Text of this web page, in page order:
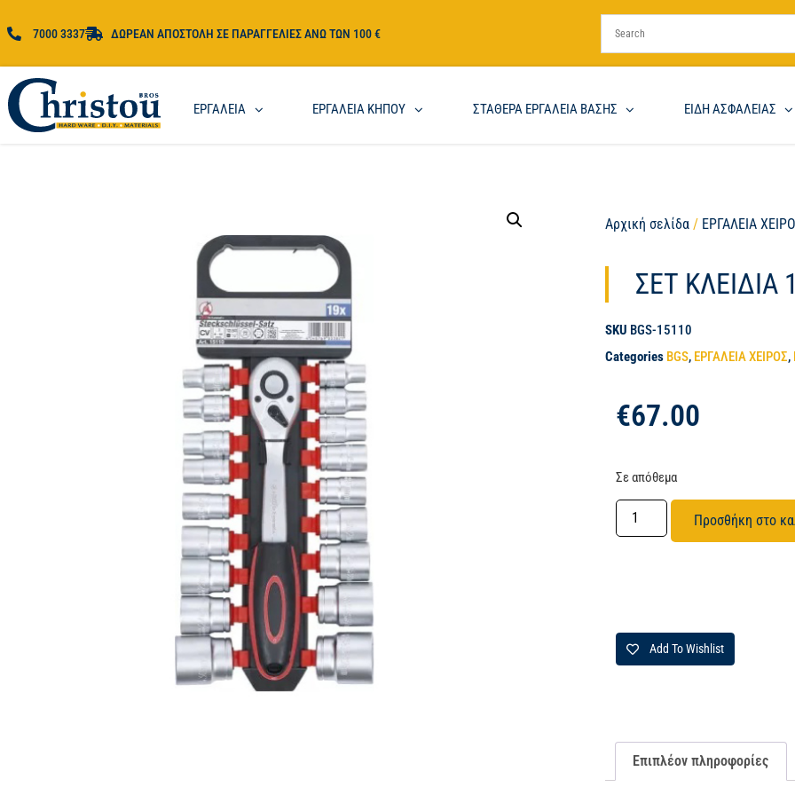
7000 3337 ΔΩΡΕΑΝ ΑΠΟΣΤΟΛΗ ΣΕ ΠΑΡΑΓΓΕΛΙΕΣ ΑΝΩ ΤΩΝ 100 €
ΕΡΓΑΛΕΙΑ ΕΡΓΑΛΕΙΑ ΚΗΠΟΥ ΣΤΑΘΕΡΑ ΕΡΓΑΛΕΙΑ ΒΑΣΗΣ ΕΙΔΗ ΑΣΦΑΛΕΙΑΣ
Αρχική σελίδα / ΕΡΓΑΛΕΙΑ
ΣΕΤ ΚΛΕΙΔΙΑ
SKU BGS-15110
Categories BGS, ΕΡΓΑΛΕΙΑ ΧΕΙΡΟΣ,
€67.00
Σε απόθεμα
Προσθήκη στο
Add To Wishlist
Επιπλέον πληροφορίες